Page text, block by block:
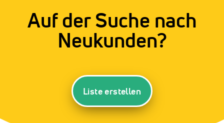
Auf der Suche nach
Neukunden?
Liste erstellen